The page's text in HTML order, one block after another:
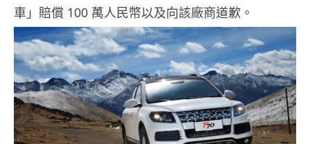
車」賠償 100 萬人民幣以及向該廠商道歉。